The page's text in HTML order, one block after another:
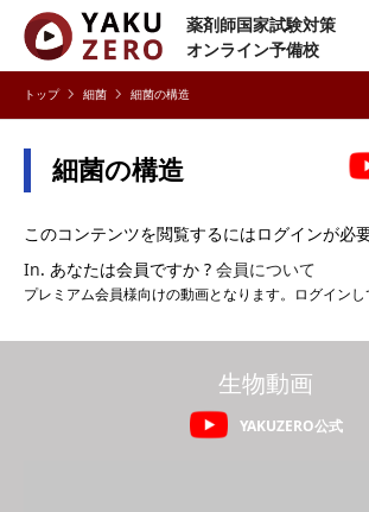
薬剤師国家試験対策
オンライン予備校
細菌 細菌の構造
細菌の構造
このコンテンツを閲覧するにはログインが必
In. あなたは会員ですか ? 会員について
プレミアム会員様向けの動画となります。ログインし
YAKUZERO公式
生物動画